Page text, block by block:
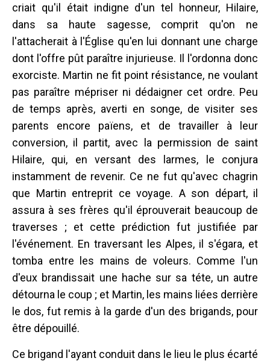
criait qu'il était indigne d'un tel honneur, Hilaire,
dans sa haute sagesse, comprit qu'on ne
l'attacherait à l'Église qu'en lui donnant une charge
dont l'offre pût paraître injurieuse. Il l'ordonna donc
exorciste. Martin ne fit point résistance, ne voulant
pas paraître mépriser ni dédaigner cet ordre. Peu
de temps après, averti en songe, de visiter ses
parents encore païens, et de travailler à leur
conversion, il partit, avec la permission de saint
Hilaire, qui, en versant des larmes, le conjura
instamment de revenir. Ce ne fut qu'avec chagrin
que Martin entreprit ce voyage. A son départ, il
assura à ses frères qu'il éprouverait beaucoup de
traverses ; et cette prédiction fut justifiée par
l'événement. En traversant les Alpes, il s'égara, et
tomba entre les mains de voleurs. Comme l'un
d'eux brandissait une hache sur sa téte, un autre
détourna le coup ; et Martin, les mains liées derrière
le dos, fut remis à la garde d'un des brigands, pour
être dépouillé.
Ce brigand l'ayant conduit dans le lieu le plus écarté